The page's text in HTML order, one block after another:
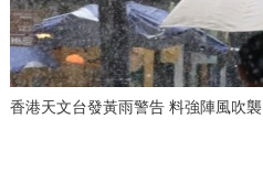
香港天文台發黃雨警告 料強陣風吹襲